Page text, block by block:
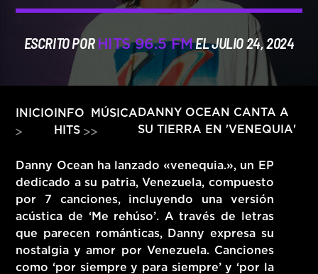
HITS – 96.5 FM
HITS
ESCRITO POR HITS 96.5 FMEL JULIO 24, 2024
INICIO INFO
HITS
MÚSICA DANNY OCEAN CANTA A
SU TIERRA EN 'VENEQUIA'
Danny Ocean ha lanzado «venequia.», un EP
dedicado a su patria, Venezuela, compuesto
por 7 canciones, incluyendo una versión
acústica de ‘Me rehúso’. A través de letras
que parecen románticas, Danny expresa su
nostalgia y amor por Venezuela. Canciones
como ‘por siempre y para siempre’ y ‘por la